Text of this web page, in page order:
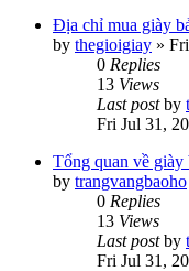
Địa chỉ mua giày
by thegioigiay »
0 Replies
13 Views
Last postby
Fri Jul 31,
Tổng quan về
by trangvangbaoho
0 Replies
13 Views
Last postby
Fri Jul 31,